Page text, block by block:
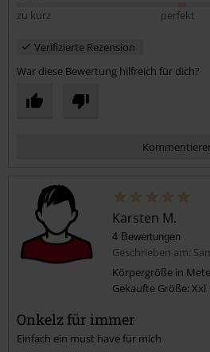
zu kurz
perfekt
Verifizierte Rezension
War diese Bewertung hilfreich für dich?
Kommentar jetzt abschicken!
Karsten M.
4 Bewertungen
Geschrieben am:
Körpergröße in
Gekaufte Größe: Xxl
Onkelz für immer
Einfach ein must have für mich